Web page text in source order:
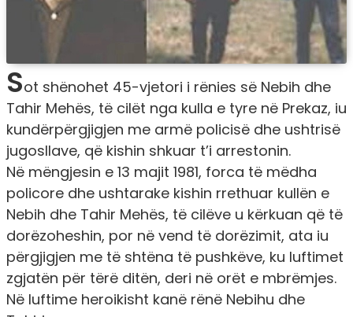
Sot shënohet 45-vjetori i rënies së Nebih dhe
Tahir Mehës, të cilët nga kulla e tyre në Prekaz, iu
kundërpërgjigjen me armë policisë dhe ushtrisë
jugosllave, që kishin shkuar t’i arrestonin.
Në mëngjesin e 13 majit 1981, forca të mëdha
policore dhe ushtarake kishin rrethuar kullën e
Nebih dhe Tahir Mehës, të cilëve u kërkuan që të
dorëzoheshin, por në vend të dorëzimit, ata iu
përgjigjen me të shtëna të pushkëve, ku luftimet
zgjatën për tërë ditën, deri në orët e mbrëmjes.
Në luftime heroikisht kanë rënë Nebihu dhe